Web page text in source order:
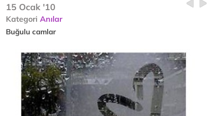
15 Ocak '10
Kategori Anılar
Buğulu camlar